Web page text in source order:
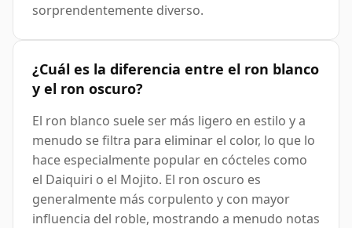
sorprendentemente diverso.
¿Cuál es la diferencia entre el ron blanco
y el ron oscuro?
El ron blanco suele ser más ligero en estilo y a
menudo se filtra para eliminar el color, lo que lo
hace especialmente popular en cócteles como
el Daiquiri o el Mojito. El ron oscuro es
generalmente más corpulento y con mayor
influencia del roble, mostrando a menudo notas